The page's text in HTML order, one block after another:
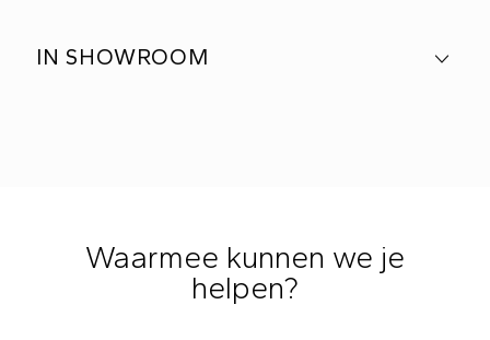
IN SHOWROOM
Waarmee kunnen we je
helpen?